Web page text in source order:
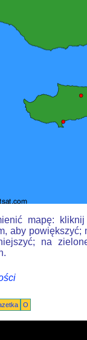
mapę:
aby
na
O